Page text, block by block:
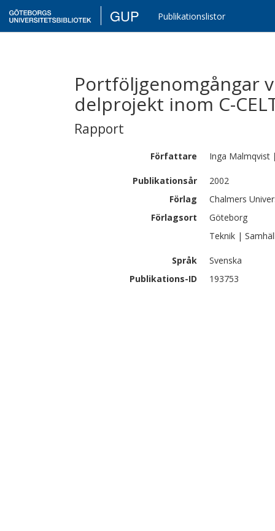
GUP Publikationslistor
Portföljgenomgångar
delprojekt inom C-
Rapport
Författare Inga Malmqvist
Publikationsår
2002
Förlag
Chalmers
Förlagsort
Göteborg
Teknik |
Språk
Svenska
Publikations-ID
193753